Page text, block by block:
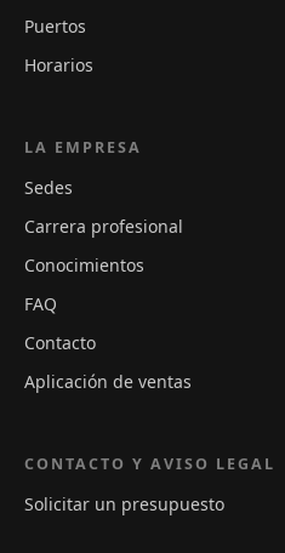
Puertos
Horarios
LA EMPRESA
Sedes
Carrera profesional
Conocimientos
FAQ
Contacto
Aplicación de ventas
CONTACTO Y AVISO LEGAL
Solicitar un presupuesto